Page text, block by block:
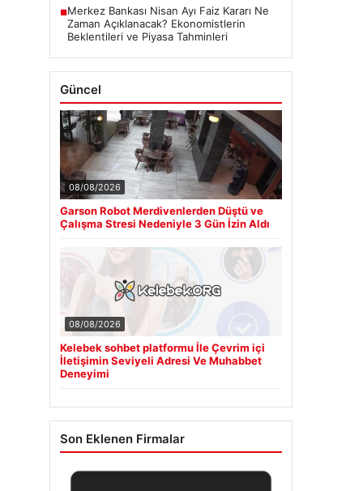
■Merkez Bankası Nisan Ayı Faiz Kararı Ne
Zaman Açıklanacak? Ekonomistlerin
Beklentileri ve Piyasa Tahminleri
Güncel
08/08/2026
Garson Robot Merdivenlerden Düştü ve
Çalışma Stresi Nedeniyle 3 Gün İzin Aldı
08/08/2026
Kelebek sohbet platformu İle Çevrim içi
İletişimin Seviyeli Adresi Ve Muhabbet
Deneyimi
Son Eklenen Firmalar